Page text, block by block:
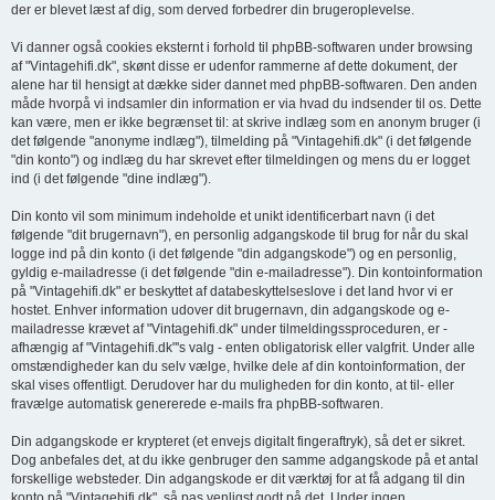
der er blevet læst af dig, som derved forbedrer din brugeroplevelse.
Vi danner også cookies eksternt i forhold til phpBB-softwaren under browsing
af "Vintagehifi.dk", skønt disse er udenfor rammerne af dette dokument, der
alene har til hensigt at dække sider dannet med phpBB-softwaren. Den anden
måde hvorpå vi indsamler din information er via hvad du indsender til os. Dette
kan være, men er ikke begrænset til: at skrive indlæg som en anonym bruger (i
det følgende "anonyme indlæg"), tilmelding på "Vintagehifi.dk" (i det følgende
"din konto") og indlæg du har skrevet efter tilmeldingen og mens du er logget
ind (i det følgende "dine indlæg").
Din konto vil som minimum indeholde et unikt identificerbart navn (i det
følgende "dit brugernavn"), en personlig adgangskode til brug for når du skal
logge ind på din konto (i det følgende "din adgangskode") og en personlig,
gyldig e-mailadresse (i det følgende "din e-mailadresse"). Din kontoinformation
på "Vintagehifi.dk" er beskyttet af databeskyttelseslove i det land hvor vi er
hostet. Enhver information udover dit brugernavn, din adgangskode og e-
mailadresse krævet af "Vintagehifi.dk" under tilmeldingssproceduren, er -
afhængig af "Vintagehifi.dk"'s valg - enten obligatorisk eller valgfrit. Under alle
omstændigheder kan du selv vælge, hvilke dele af din kontoinformation, der
skal vises offentligt. Derudover har du muligheden for din konto, at til- eller
fravælge automatisk genererede e-mails fra phpBB-softwaren.
Din adgangskode er krypteret (et envejs digitalt fingeraftryk), så det er sikret.
Dog anbefales det, at du ikke genbruger den samme adgangskode på et antal
forskellige websteder. Din adgangskode er dit værktøj for at få adgang til din